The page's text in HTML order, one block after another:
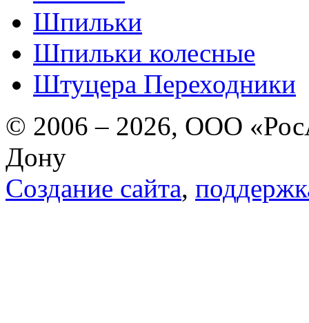
Шпильки
Шпильки колесные
Штуцера Переходники
© 2006 – 2026, ООО
Дону
Создание сайта,